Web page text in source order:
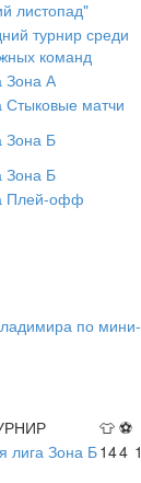
листопад"
турнир среди
команд
Зона А
Стыковые матчи
Зона Б
Зона Б
Плей-офф
по мини-
👕 ⚽
лига Зона Б144 1